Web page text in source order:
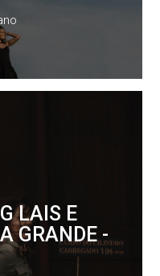
LAIS E
GRANDE -